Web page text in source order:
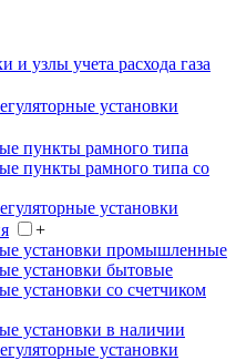
и узлы учета расхода газа
установки
пункты рамного типа
пункты рамного типа со
установки
+
установки промышленные
установки бытовые
установки со счетчиком
установки в наличии
установки